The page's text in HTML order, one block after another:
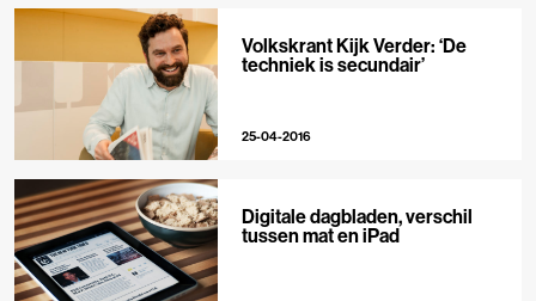
Volkskrant Kijk Verder: ‘De
techniek is secundair’
25-04-2016
Digitale dagbladen, verschil
tussen mat en iPad